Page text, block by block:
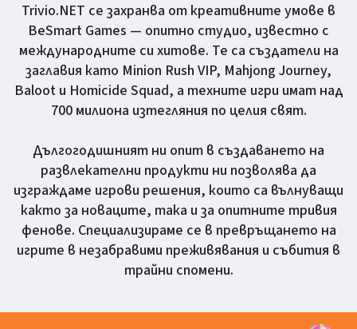
Trivio.NET се захранва от креативните умове в
BeSmart Games — опитно студио, известно с
международните си хитове. Те са създатели на
заглавия като Minion Rush VIP, Mahjong Journey,
Baloot и Homicide Squad, а техните игри имат над
700 милиона изтегляния по целия свят.
Дългогодишният ни опит в създаването на
развлекателни продукти ни позволява да
изграждаме игрови решения, които са вълнуващи
както за новаците, така и за опитните тривия
фенове. Специализираме се в превръщането на
игрите в незабравими преживявания и събития в
трайни спомени.